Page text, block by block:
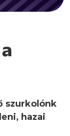
szurkolónk
hazai